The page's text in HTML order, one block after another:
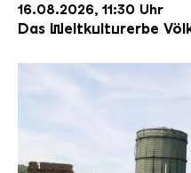
16.08.2026, 11:30 Uhr
Das Weltkulturerbe